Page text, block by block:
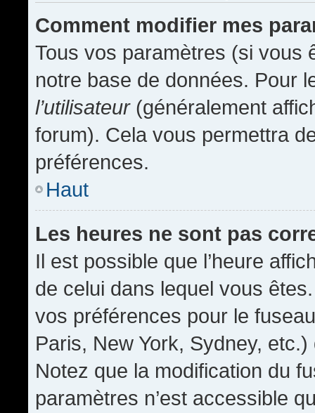
Comment modifier mes
Tous vos paramètres (si vous
notre base de données. Pour
l’utilisateur(généralement
forum). Cela vous permettra
préférences.
Haut
Les heures ne sont pas
Il est possible que l’heure
de celui dans lequel vous
vos préférences pour le
Paris, New York, Sydney,
Notez que la modification du
paramètres n’est accessible